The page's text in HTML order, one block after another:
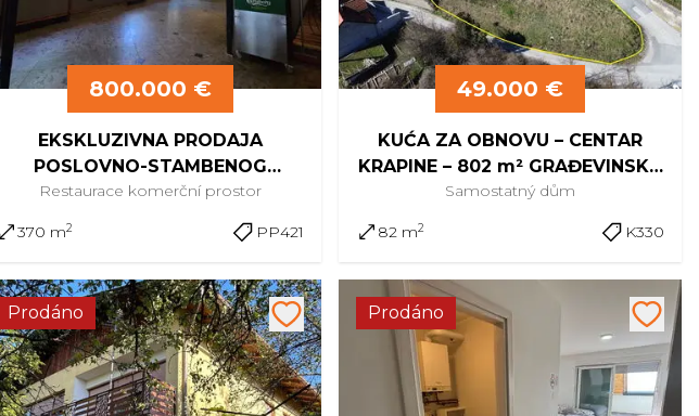
800.000 €
EKSKLUZIVNA PRODAJA
POSLOVNO-STAMBENOG
KOMPLEKSA U CENTRU KRAPINE
Restaurace komerční prostor
370 m2 PP421
49.000 €
KUĆA ZA OBNOVU – CENTAR
KRAPINE – 802 m² GRAĐEVINSKO
ZEMLJIŠTE
Samostatný dům
82 m2 K330
Prodáno Prodáno